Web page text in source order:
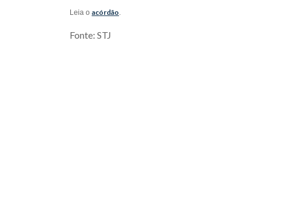
Leia o acórdão.
Fonte: STJ